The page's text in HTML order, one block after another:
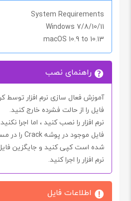
System Requirements
Windows 7/8/10/11
macOS 10.9 to 10.13
راهنمای نصب
آموزش فعال سازی نرم افزار توسط
فایل را از حالت فشرده خارج کنید.
نرم افزار را نصب کنید ، اما اجرا نکنید.
فایل موجود در پوشهCrack را در
شده است کپی کنید و جایگزین
نرم افزار را اجرا کنید.
اطلاعات فایل